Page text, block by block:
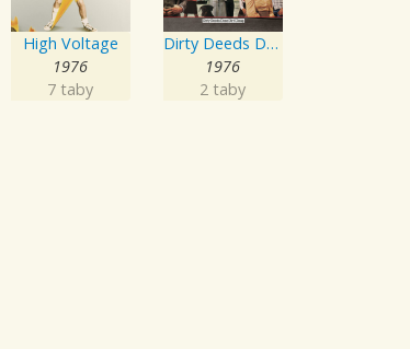
High Voltage
1976
7 taby
Dirty Deeds Done Dirt Cheap
1976
2 taby